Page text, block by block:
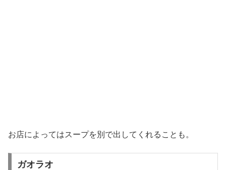
お店によってはスープを別で出してくれることも。
ガオラオ